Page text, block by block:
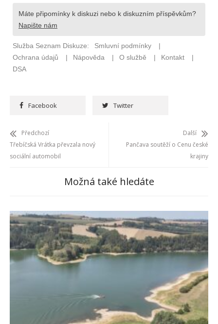
Facebook Twitter
Předchozí
Třebíčská Vrátka převzala nový
sociální automobil
Další
Pančava soutěží o Cenu české
krajiny
Možná také hledáte